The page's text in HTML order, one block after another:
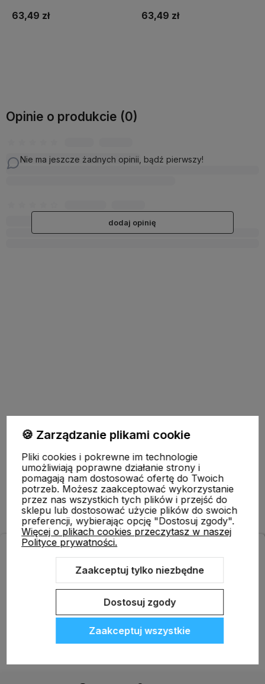
63,49 zł 63,49 zł
Opinie o produkcie (0)
Nie ma jeszcze żadnych opinii, bądź pierwszy!
dodaj opinię
Pomoc
Moje konto
Płatności i dostawa
Informacje
🍪 Zarządzanie plikami cookie
Pliki cookies i pokrewne im technologie
umożliwiają poprawne działanie strony i
pomagają nam dostosować ofertę do Twoich
potrzeb. Możesz zaakceptować wykorzystanie
przez nas wszystkich tych plików i przejść do
sklepu lub dostosować użycie plików do swoich
preferencji, wybierając opcję "Dostosuj zgody".
Więcej o plikach cookies przeczytasz w naszej
Polityce prywatności.
Zaakceptuj tylko niezbędne
Dostosuj zgody
Zaakceptuj wszystkie
ODBIERZ RABAT 5% NA PIERWSZE ZAKUPY!
Tak, chcę się zapisać.